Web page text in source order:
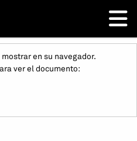
en su navegador.
ver el documento: